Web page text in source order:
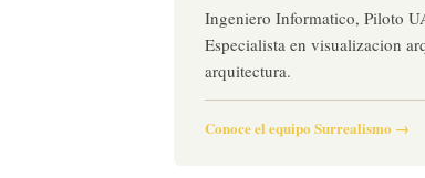
Ingeniero Informatico, Piloto
Especialista en visualizacion
arquitectura.
Conoce el equipo Surrealismo →